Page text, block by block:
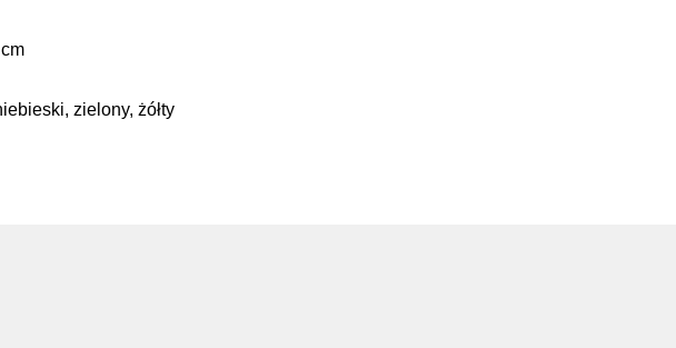
zielony, żółty